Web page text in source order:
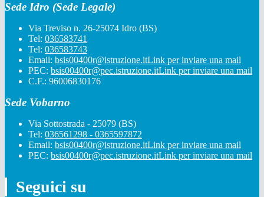
Sede Idro (Sede Legale)
Via Treviso n. 26-25074 Idro (BS)
Tel: 036583741
Tel: 036583743
Email: bsis00400r@istruzione.itLink per inviare una mail
PEC: bsis00400r@pec.istruzione.itLink per inviare una mail
C.F.: 96006830176
Sede Vobarno
Via Sottostrada - 25079 (BS)
Tel: 036561298 - 0365597872
Email: bsis00400r@istruzione.itLink per inviare una mail
PEC: bsis00400r@pec.istruzione.itLink per inviare una mail
Seguici su